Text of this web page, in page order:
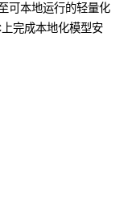
可本地运行的轻量化
完成本地化模型安